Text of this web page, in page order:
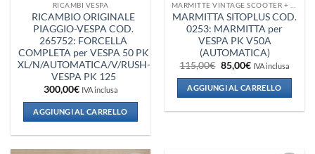
RICAMBI VESPA
RICAMBIO ORIGINALE
PIAGGIO-VESPA COD.
265752: FORCELLA
COMPLETA per VESPA 50 PK
XL/N/AUTOMATICA/V/RUSH-
VESPA PK 125
300,00€ IVA inclusa
AGGIUNGI AL CARRELLO
MARMITTA SITOPLUS COD.
0253: MARMITTA per
VESPA PK V50A
(AUTOMATICA)
115,00€ Il
prezzo
originale
era:
115,00€.
85,00€Il
attuale
è:
85,00€.
IVA inclusa
AGGIUNGI AL CARRELLO